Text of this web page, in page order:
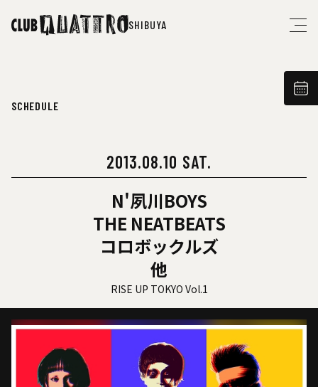
SHIBUYA
SCHEDULE
2013.08.10 SAT.
N'夙川BOYS
THE NEATBEATS
コロボックルズ
他
RISE UP TOKYO Vol.1